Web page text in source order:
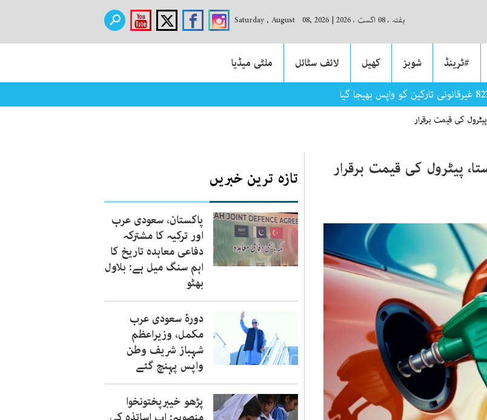
ہفتہ ، 08 اگست ، 2026 |
Saturday , August 08, 2026
#ٹرینڈ شوبز کھیل لائف سٹائل
ملٹی میڈیا
کی قیمت برقرار
پیٹرول کی قیمت برقرار تازہ ترین خبریں
پاکستان، سعودی عرب
اور ترکیہ کا مشترکہ
دفاعی معاہدہ تاریخ کا
اہم سنگ میل ہے: بلاول
بھٹو
دورۂ سعودی عرب
مکمل، وزیراعظم
شہباز شریف وطن
واپس پہنچ گئے
پڑھو خیبرپختونخوا